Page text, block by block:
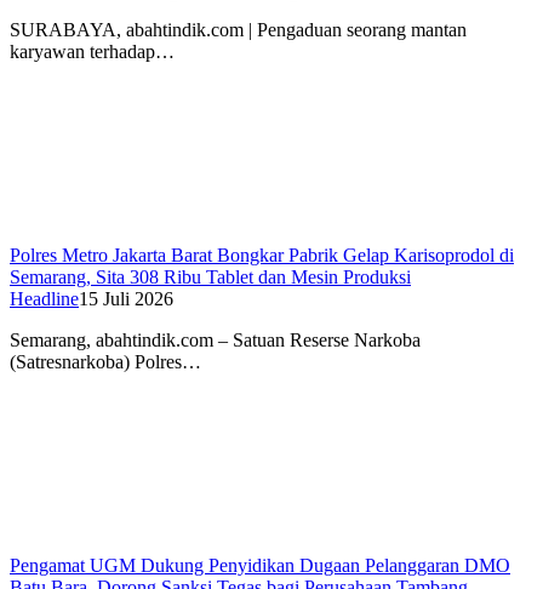
SURABAYA, abahtindik.com | Pengaduan seorang mantan
karyawan terhadap…
Polres Metro Jakarta Barat Bongkar Pabrik Gelap Karisoprodol di
Semarang, Sita 308 Ribu Tablet dan Mesin Produksi
Headline15 Juli 2026
Semarang, abahtindik.com – Satuan Reserse Narkoba
(Satresnarkoba) Polres…
Pengamat UGM Dukung Penyidikan Dugaan Pelanggaran DMO